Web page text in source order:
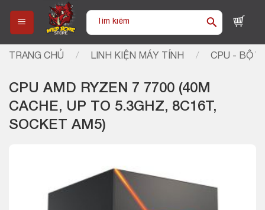
content
Tìm
TRANG CHỦ / LINH KIỆN MÁY TÍNH / CPU - BỘ
CPU AMD RYZEN 7 7700 (40M
CACHE, UP TO 5.3GHZ, 8C16T,
SOCKET AM5)